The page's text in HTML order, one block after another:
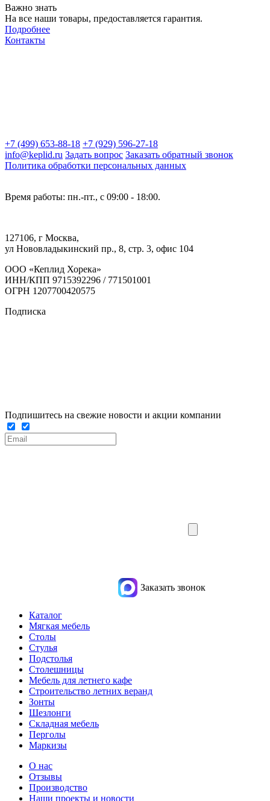
Важно знать
На все наши товары, предоставляется гарантия.
Подробнее
Контакты
+7 (499) 653-88-18 +7 (929) 596-27-18
info@keplid.ru Задать вопрос Заказать обратный звонок
Политика обработки персональных данных
Время работы: пн.-пт., с 09:00 - 18:00.
127106, г Москва,
ул Нововладыкинский пр., 8, стр. 3, офис 104
ООО «Кеплид Хорека»
ИНН/КПП 9715392296 / 771501001
ОГРН 1207700420575
Подписка
Подпишитесь на свежие новости и акции компании
Заказать звонок
Каталог
Мягкая мебель
Столы
Стулья
Подстолья
Столешницы
Мебель для летнего кафе
Строительство летних веранд
Зонты
Шезлонги
Складная мебель
Перголы
Маркизы
О нас
Отзывы
Производство
Наши проекты и новости